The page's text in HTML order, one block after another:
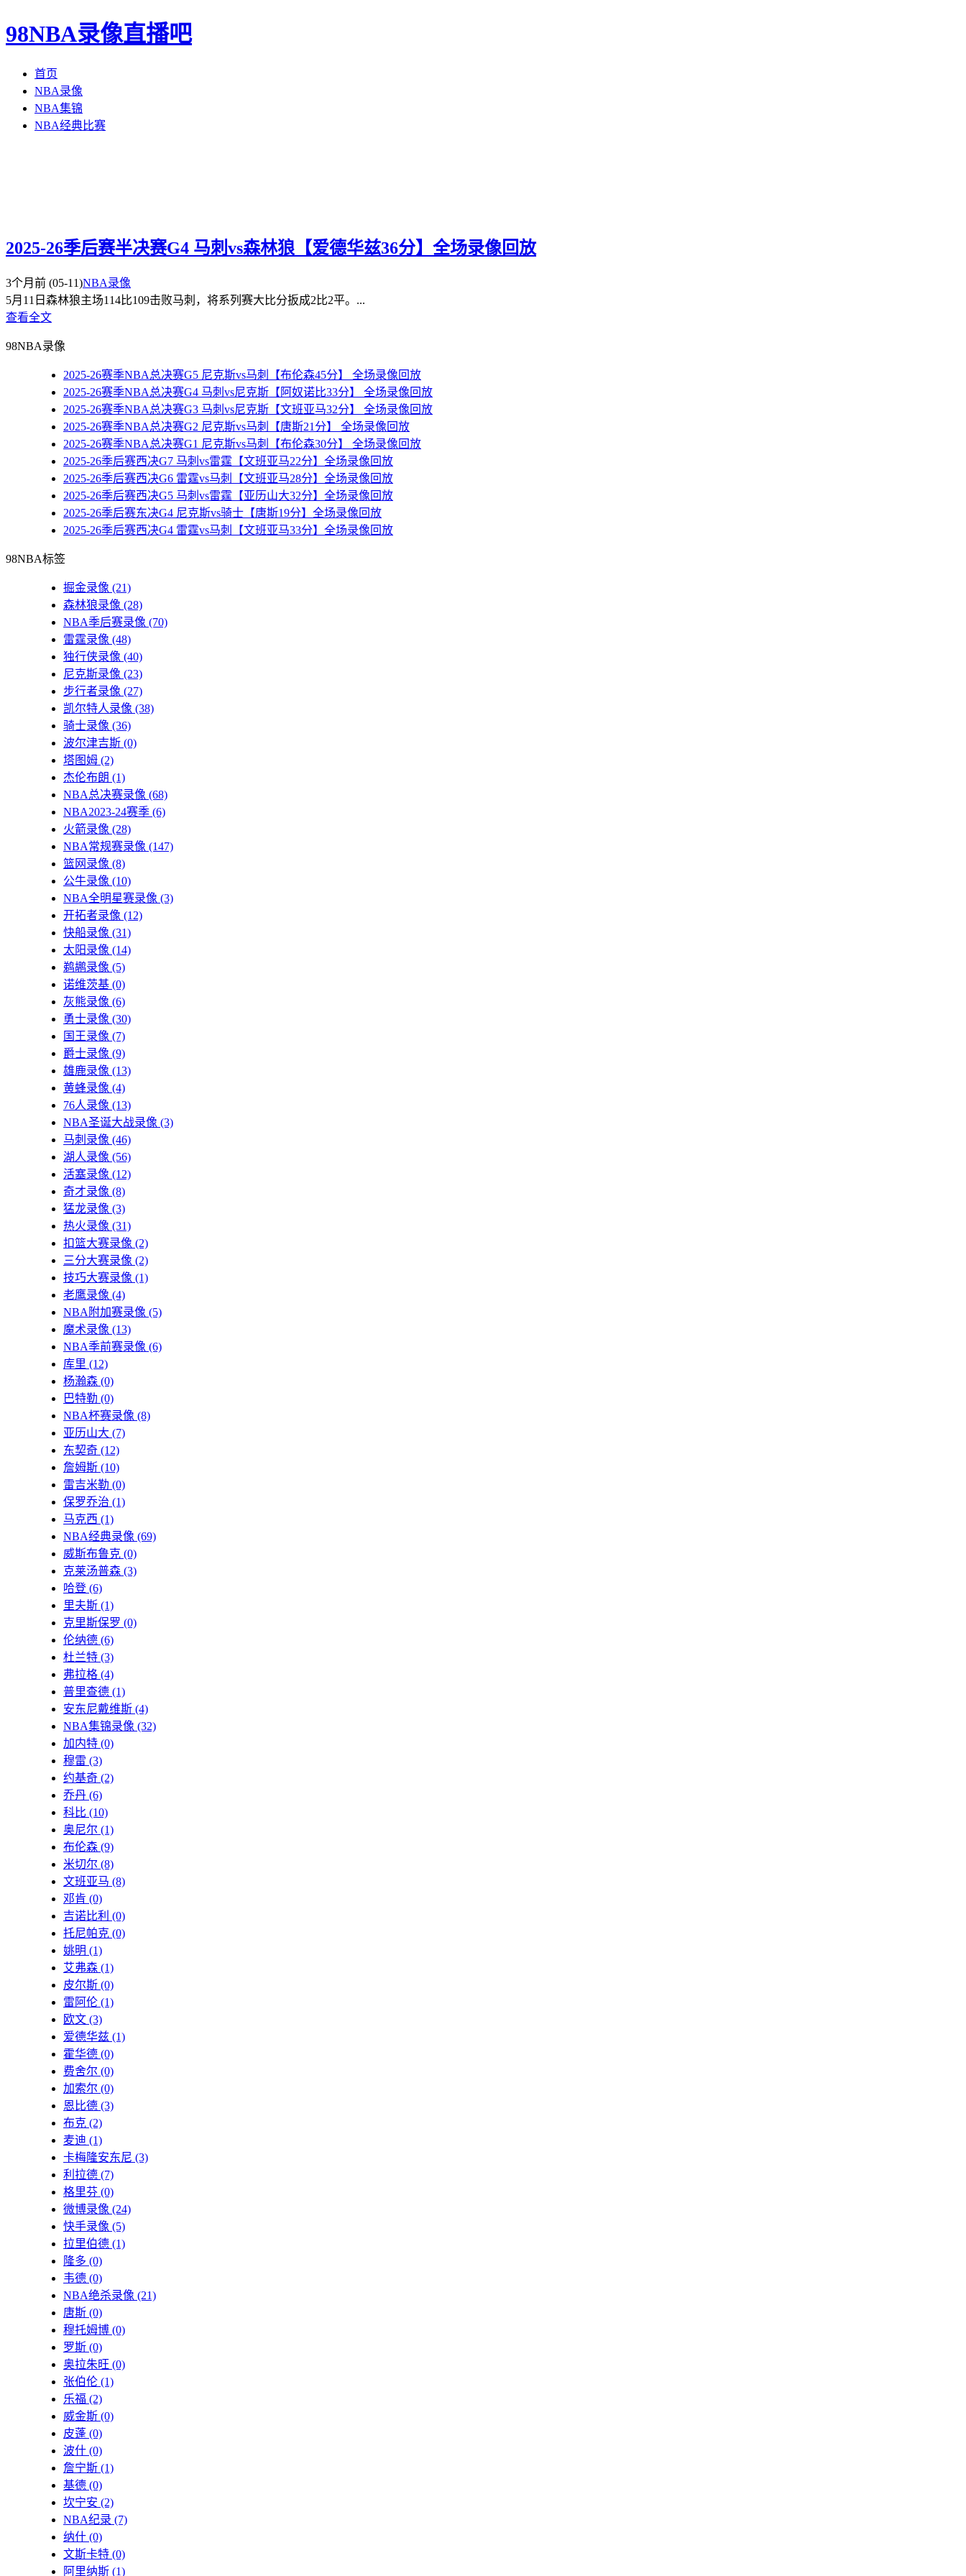
98NBA录像直播吧
首页
NBA录像
NBA集锦
NBA经典比赛
2025-26季后赛半决赛G4 马刺vs森林狼【爱德华兹36分】全场录像回放
3个月前 (05-11)NBA录像
5月11日森林狼主场114比109击败马刺，将系列赛大比分扳成2比2平。...
查看全文
98NBA录像
2025-26赛季NBA总决赛G5 尼克斯vs马刺【布伦森45分】 全场录像回放
2025-26赛季NBA总决赛G4 马刺vs尼克斯【阿奴诺比33分】 全场录像回放
2025-26赛季NBA总决赛G3 马刺vs尼克斯【文班亚马32分】 全场录像回放
2025-26赛季NBA总决赛G2 尼克斯vs马刺【唐斯21分】 全场录像回放
2025-26赛季NBA总决赛G1 尼克斯vs马刺【布伦森30分】 全场录像回放
2025-26季后赛西决G7 马刺vs雷霆【文班亚马22分】全场录像回放
2025-26季后赛西决G6 雷霆vs马刺【文班亚马28分】全场录像回放
2025-26季后赛西决G5 马刺vs雷霆【亚历山大32分】全场录像回放
2025-26季后赛东决G4 尼克斯vs骑士【唐斯19分】全场录像回放
2025-26季后赛西决G4 雷霆vs马刺【文班亚马33分】全场录像回放
98NBA标签
掘金录像 (21)
森林狼录像 (28)
NBA季后赛录像 (70)
雷霆录像 (48)
独行侠录像 (40)
尼克斯录像 (23)
步行者录像 (27)
凯尔特人录像 (38)
骑士录像 (36)
波尔津吉斯 (0)
塔图姆 (2)
杰伦布朗 (1)
NBA总决赛录像 (68)
NBA2023-24赛季 (6)
火箭录像 (28)
NBA常规赛录像 (147)
篮网录像 (8)
公牛录像 (10)
NBA全明星赛录像 (3)
开拓者录像 (12)
快船录像 (31)
太阳录像 (14)
鹈鹕录像 (5)
诺维茨基 (0)
灰熊录像 (6)
勇士录像 (30)
国王录像 (7)
爵士录像 (9)
雄鹿录像 (13)
黄蜂录像 (4)
76人录像 (13)
NBA圣诞大战录像 (3)
马刺录像 (46)
湖人录像 (56)
活塞录像 (12)
奇才录像 (8)
猛龙录像 (3)
热火录像 (31)
扣篮大赛录像 (2)
三分大赛录像 (2)
技巧大赛录像 (1)
老鹰录像 (4)
NBA附加赛录像 (5)
魔术录像 (13)
NBA季前赛录像 (6)
库里 (12)
杨瀚森 (0)
巴特勒 (0)
NBA杯赛录像 (8)
亚历山大 (7)
东契奇 (12)
詹姆斯 (10)
雷吉米勒 (0)
保罗乔治 (1)
马克西 (1)
NBA经典录像 (69)
威斯布鲁克 (0)
克莱汤普森 (3)
哈登 (6)
里夫斯 (1)
克里斯保罗 (0)
伦纳德 (6)
杜兰特 (3)
弗拉格 (4)
普里查德 (1)
安东尼戴维斯 (4)
NBA集锦录像 (32)
加内特 (0)
穆雷 (3)
约基奇 (2)
乔丹 (6)
科比 (10)
奥尼尔 (1)
布伦森 (9)
米切尔 (8)
文班亚马 (8)
邓肯 (0)
吉诺比利 (0)
托尼帕克 (0)
姚明 (1)
艾弗森 (1)
皮尔斯 (0)
雷阿伦 (1)
欧文 (3)
爱德华兹 (1)
霍华德 (0)
费舍尔 (0)
加索尔 (0)
恩比德 (3)
布克 (2)
麦迪 (1)
卡梅隆安东尼 (3)
利拉德 (7)
格里芬 (0)
微博录像 (24)
快手录像 (5)
拉里伯德 (1)
隆多 (0)
韦德 (0)
NBA绝杀录像 (21)
唐斯 (0)
穆托姆博 (0)
罗斯 (0)
奥拉朱旺 (0)
张伯伦 (1)
乐福 (2)
威金斯 (0)
皮蓬 (0)
波什 (0)
詹宁斯 (1)
基德 (0)
坎宁安 (2)
NBA纪录 (7)
纳什 (0)
文斯卡特 (0)
阿里纳斯 (1)